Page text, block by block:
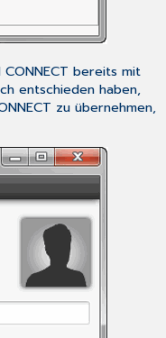
bereits mit
entschieden haben,
zu übernehmen,